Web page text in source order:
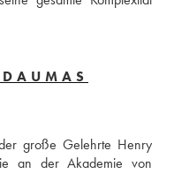
große Gelehrte Henry
an der Akademie von